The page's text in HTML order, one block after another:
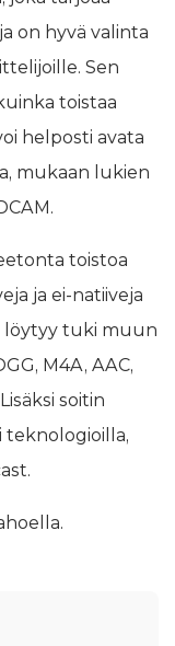
on hyvä valinta
Sen
toistaa
helposti avata
mukaan lukien
toistoa
ja ei-natiiveja
löytyy tuki muun
M4A, AAC,
soitin
teknologioilla,